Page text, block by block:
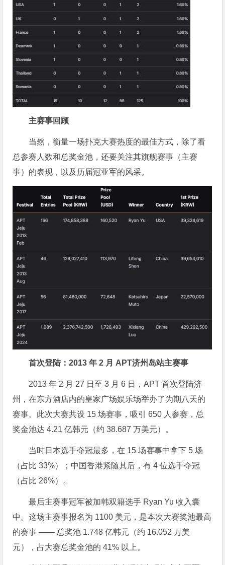
主赛事回顾
当然，衡量一场扑克大赛热度的最佳方式，除了看
总参赛人数和总奖金池，还要关注其旗舰赛事（主赛
事）的表现，以及历届冠亚军的风采。
首次登陆：2013 年 2 月 APT济州岛站主赛事
2013 年 2 月 27 日至 3 月 6 日，APT 首次登陆济
州，在东方酒店内的皇家广场娱乐场举办了为期八天的
赛事。此次大赛共设 15 场赛事，吸引 650 人参赛，总
奖金池达 4.21 亿韩元（约 38.687 万美元）。
当时日本选手夺冠最多，在 15 场赛事中拿下 5 场
（占比 33%）；中国香港紧随其后，有 4 位选手夺冠
（占比 26%）。
最后主赛事冠军被加韩双籍选手 Ryan Yu 收入囊
中。这场主赛事报名为 1100 美元，是本次大赛奖池最高
的赛事 —— 总奖池 1.748 亿韩元（约 16.052 万美
元），占大赛总奖金池的 41% 以上。